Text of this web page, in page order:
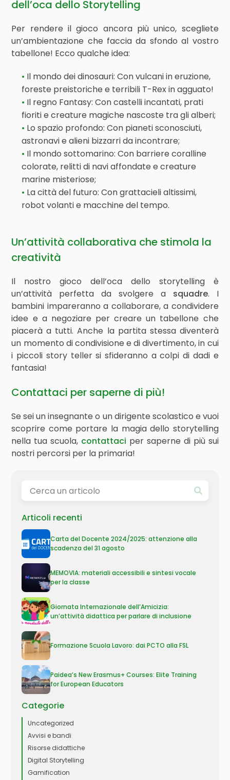
dell’oca dello Storytelling
Per rendere il gioco ancora più unico, scegliete
un’ambientazione che faccia da sfondo al vostro
tabellone! Ecco qualche idea:
Il mondo dei dinosauri: Con vulcani in eruzione,
foreste preistoriche e terribili T-Rex in agguato!
Il regno Fantasy: Con castelli incantati, prati
fioriti e creature magiche nascoste tra gli alberi;
Lo spazio profondo: Con pianeti sconosciuti,
astronavi e alieni bizzarri da incontrare;
Il mondo sottomarino: Con barriere coralline
colorate, relitti di navi affondate e creature
marine misteriose;
La città del futuro: Con grattacieli altissimi,
robot volanti e macchine del tempo.
Un’attività collaborativa che stimola la
creatività
Il nostro gioco dell’oca dello storytelling è
un’attività perfetta da svolgere a squadre. I
bambini impareranno a collaborare, a condividere
idee e a negoziare per creare un tabellone che
piacerà a tutti. Anche la partita stessa diventerà
un momento di condivisione e di divertimento, in cui
i piccoli story teller si sfideranno a colpi di dadi e
fantasia!
Contattaci per saperne di più!
Se sei un insegnante o un dirigente scolastico e vuoi
scoprire come portare la magia dello storytelling
nella tua scuola, contattaci per saperne di più sui
nostri percorsi per la primaria!
Articoli recenti
Carta del Docente 2024/2025: attenzione alla
scadenza del 31 agosto
MEMOVIA: materiali accessibili e sintesi vocale
per la classe
Giornata Internazionale dell’Amicizia:
un’attività didattica per parlare di inclusione
Formazione Scuola Lavoro: dai PCTO alla FSL
Paidea’s New Erasmus+ Courses: Elite Training
for European Educators
Categorie
Uncategorized
Avvisi e bandi
Risorse didattiche
Digital Storytelling
Gamification